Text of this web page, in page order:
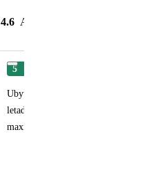
4.6 Atrakce v okolí
5
Ubytování bylo v pořádku, strava
letadla na téměř desetihodinový let
maximálně na krátké evropské trasy,